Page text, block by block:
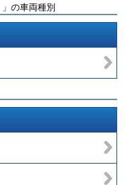
の車両種別